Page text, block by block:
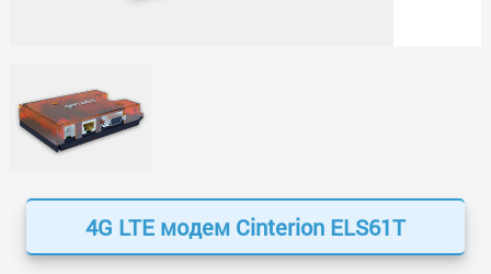
4G LTE модем Cinterion ELS61T
JAVA™
многозадачность
Одновременный запуск
нескольких приложений
18 МБ RAM и 31 МБ Flash